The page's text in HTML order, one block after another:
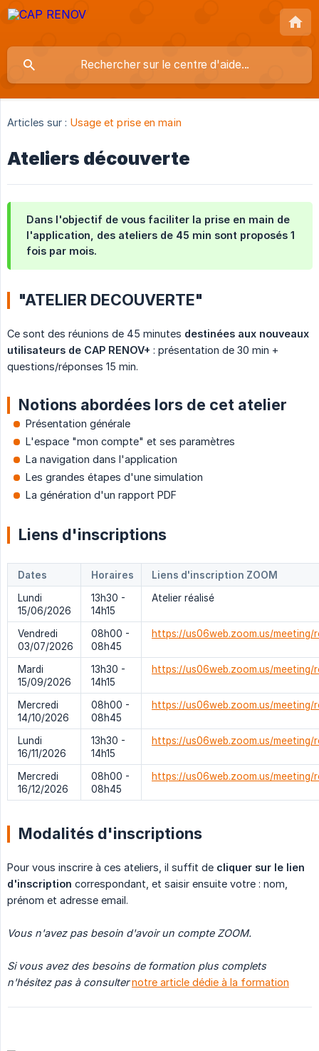
Articles sur : Usage et prise en main
Ateliers découverte
Dans l'objectif de vous faciliter la prise en main de
l'application, des ateliers de 45 min sont proposés 1
fois par mois.
"ATELIER DECOUVERTE"
Ce sont des réunions de 45 minutes destinées aux nouveaux
utilisateurs de CAP RENOV+ : présentation de 30 min +
questions/réponses 15 min.
Notions abordées lors de cet atelier
Présentation générale
L'espace "mon compte" et ses paramètres
La navigation dans l'application
Les grandes étapes d'une simulation
La génération d'un rapport PDF
Liens d'inscriptions
Dates Horaires
Liens d'inscription ZOOM
Lundi
15/06/2026
13h30 -
14h15
Atelier réalisé
Vendredi
03/07/2026
08h00 -
08h45
https://us06web.zoom.us/meeting/
Mardi
15/09/2026
13h30 -
14h15
https://us06web.zoom.us/meeting/
Mercredi
14/10/2026
08h00 -
08h45
https://us06web.zoom.us/meeting/
Lundi
16/11/2026
13h30 -
14h15
https://us06web.zoom.us/meeting/
Mercredi
16/12/2026
08h00 -
08h45
https://us06web.zoom.us/meeting/
Modalités d'inscriptions
Pour vous inscrire à ces ateliers, il suffit de cliquer sur le lien
d'inscription correspondant, et saisir ensuite votre : nom,
prénom et adresse email.
Vous n'avez pas besoin d'avoir un compte ZOOM.
Si vous avez des besoins de formation plus complets
n'hésitez pas à consulter notre article dédie à la formation